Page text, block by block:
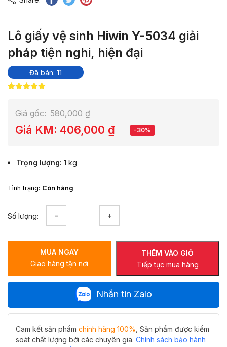
Lô giấy vệ sinh Hiwin Y-5034 giải
pháp tiện nghi, hiện đại
Đã bán: 11
đánh giá
Giá gốc: 580,000₫
Giá KM: 406,000 ₫ -30%
Trọng lượng 1 kg
Tình trạng: Còn hàng
Số lượng:
sinh
Hiwin
Y-
pháp
tiện
hiện
đại
THÊM VÀO GIỎ
Tiếp tục mua hàng
MUA NGAY
Giao hàng tận nơi
Nhắn tin Zalo
Cam kết sản phẩm chính hãng 100% , Sản phẩm được kiểm
soát chất lượng bởi các chuyên gia. Chính sách bảo hành